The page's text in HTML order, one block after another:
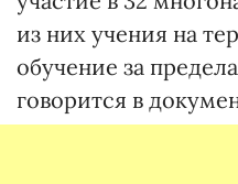
из них учения на
обучение за
говорится в